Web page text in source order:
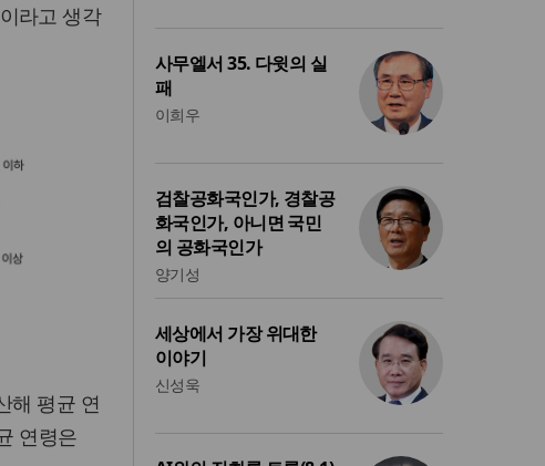
라고 생각
해 평균 연
연령은
사무엘서 35. 다윗의 실
패
이희우
검찰공화국인가, 경찰공
화국인가, 아니면 국민
의 공화국인가
양기성
세상에서 가장 위대한
이야기
신성욱